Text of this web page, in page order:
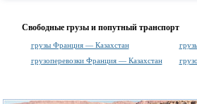
Свободные грузы и попутный транспорт
грузы Франция — Казахстан
грузоперевозки Франция — Казахстан